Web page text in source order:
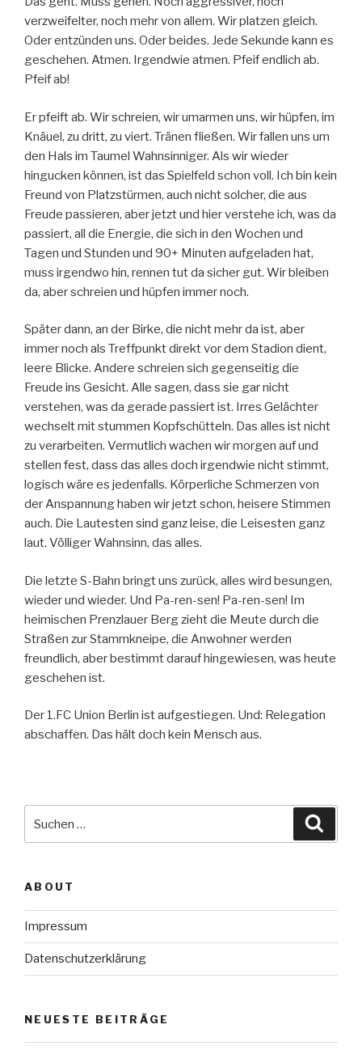
verzweifelter, noch mehr von allem. Wir platzen gleich.
Oder entzünden uns. Oder beides. Jede Sekunde kann es
geschehen. Atmen. Irgendwie atmen. Pfeif endlich ab.
Pfeif ab!
Er pfeift ab. Wir schreien, wir umarmen uns, wir hüpfen, im
Knäuel, zu dritt, zu viert. Tränen fließen. Wir fallen uns um
den Hals im Taumel Wahnsinniger. Als wir wieder
hingucken können, ist das Spielfeld schon voll. Ich bin kein
Freund von Platzstürmen, auch nicht solcher, die aus
Freude passieren, aber jetzt und hier verstehe ich, was da
passiert, all die Energie, die sich in den Wochen und
Tagen und Stunden und 90+ Minuten aufgeladen hat,
muss irgendwo hin, rennen tut da sicher gut. Wir bleiben
da, aber schreien und hüpfen immer noch.
Später dann, an der Birke, die nicht mehr da ist, aber
immer noch als Treffpunkt direkt vor dem Stadion dient,
leere Blicke. Andere schreien sich gegenseitig die
Freude ins Gesicht. Alle sagen, dass sie gar nicht
verstehen, was da gerade passiert ist. Irres Gelächter
wechselt mit stummen Kopfschütteln. Das alles ist nicht
zu verarbeiten. Vermutlich wachen wir morgen auf und
stellen fest, dass das alles doch irgendwie nicht stimmt,
logisch wäre es jedenfalls. Körperliche Schmerzen von
der Anspannung haben wir jetzt schon, heisere Stimmen
auch. Die Lautesten sind ganz leise, die Leisesten ganz
laut. Völliger Wahnsinn, das alles.
Die letzte S-Bahn bringt uns zurück, alles wird besungen,
wieder und wieder. Und Pa-ren-sen! Pa-ren-sen! Im
heimischen Prenzlauer Berg zieht die Meute durch die
Straßen zur Stammkneipe, die Anwohner werden
freundlich, aber bestimmt darauf hingewiesen, was heute
geschehen ist.
Der 1.FC Union Berlin ist aufgestiegen. Und: Relegation
abschaffen. Das hält doch kein Mensch aus.
nach:
ABOUT
Impressum
Datenschutzerklärung
NEUESTE BEITRÄGE